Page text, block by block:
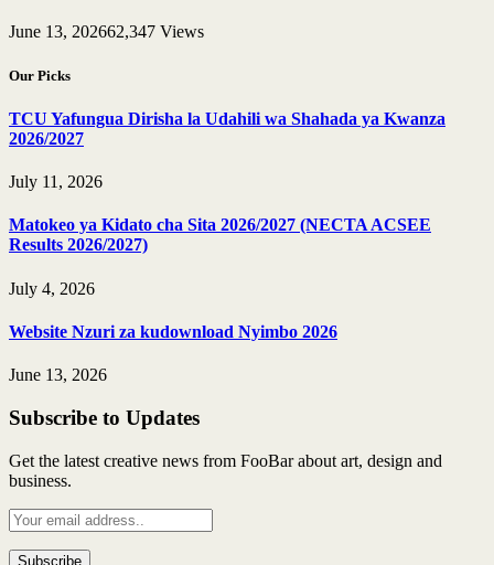
June 13, 202662,347 Views
Our Picks
TCU Yafungua Dirisha la Udahili wa Shahada ya Kwanza
2026/2027
July 11, 2026
Matokeo ya Kidato cha Sita 2026/2027 (NECTA ACSEE
Results 2026/2027)
July 4, 2026
Website Nzuri za kudownload Nyimbo 2026
June 13, 2026
Subscribe to Updates
Get the latest creative news from FooBar about art, design and
business.